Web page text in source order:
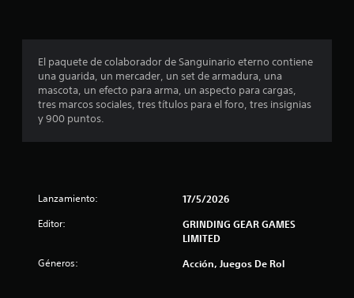
El paquete de colaborador de Sanguinario eterno contiene
una guarida, un mercader, un set de armadura, una
mascota, un efecto para arma, un aspecto para cargas,
tres marcos sociales, tres títulos para el foro, tres insignias
y 900 puntos.
Lanzamiento: 17/5/2026
Editor:
GRINDING GEAR GAMES
LIMITED
Géneros: Acción, Juegos De Rol